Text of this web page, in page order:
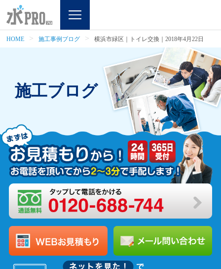
HOME 施工事例ブログ 横浜市緑区｜トイレ交換｜2018年4月22日
施工ブログ